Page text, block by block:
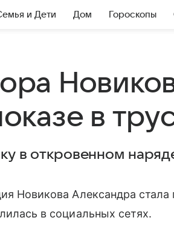
и Дети Дом Гороскопы
в
в откровенном
Новикова Александра стала
в социальных сетях.